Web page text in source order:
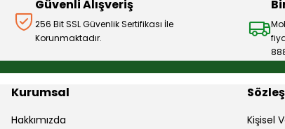
Güvenli Alışveriş
256 Bit SSL Güvenlik Sertifikası İle
Korunmaktadır.
Kurumsal
Hakkımızda
Kişisel